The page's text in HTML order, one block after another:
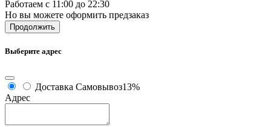
Работаем с 11:00 до 22:30
Но вы можете оформить предзаказ
Продолжить
Выберите адрес
Доставка Самовывоз13%
Адрес